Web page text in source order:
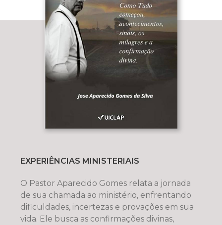
EXPERIÊNCIAS MINISTERIAIS
O Pastor Aparecido Gomes relata a jornada
de sua chamada ao ministério, enfrentando
dificuldades, incertezas e provações em sua
vida. Ele busca as confirmações divinas,